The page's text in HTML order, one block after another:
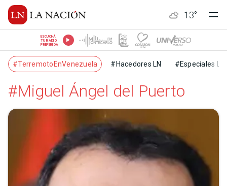
13°
ESCUCHÁ
TU RADIO
PREFERIDA
#TerremotoEnVenezuela #Hacedores LN #Especiales LN
#Miguel Ángel del Puerto